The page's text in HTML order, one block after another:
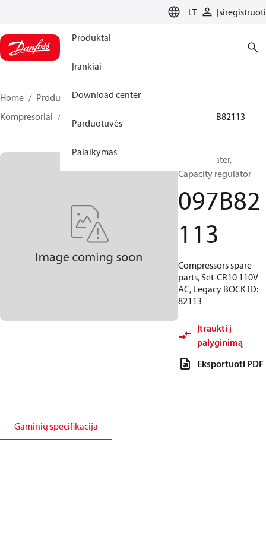
LT Įsiregistruoti
Produktai
Įrankiai
Download center
Parduotuvės
Palaikymas
Home Produktai
Climate Solutions for heating
Kompresoriai
097B82113
BOCK, Heater,
Capacity regulator
097B82
113
Compressors spare
parts, Set-CR10 110V
AC, Legacy BOCK ID:
82113
Įtraukti į
palyginimą
Eksportuoti PDF
Gaminių specifikacija